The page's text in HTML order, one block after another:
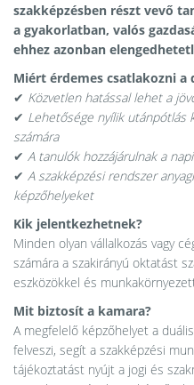
szakképzésben részt vevő
a gyakorlatban, valós
ehhez azonban
Miért érdemes csatlakozni a
✔ Közvetlen hatással lehet a
✔ Lehetősége nyílik utánpótlás
számára
✔ A tanulók hozzájárulnak a
✔ A szakképzési rendszer
képzőhelyeket
Kik jelentkezhetnek?
Minden olyan vállalkozás vagy
számára a szakirányú oktatást
eszközökkel és
Mit biztosít a kamara?
A megfelelő képzőhelyet a
felveszi, segít a szakképzési
tájékoztatást nyújt a jogi és